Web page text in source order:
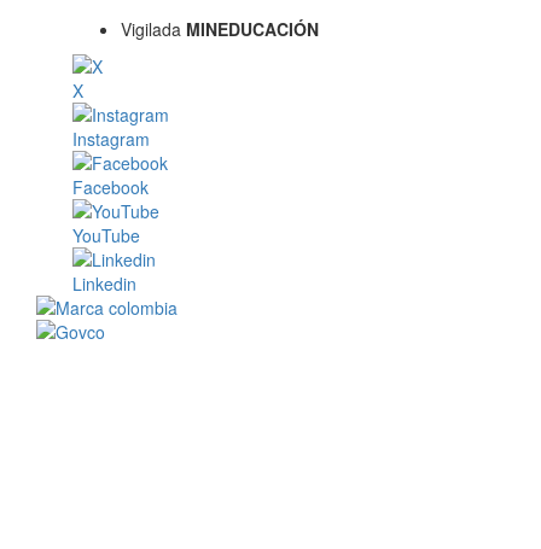
Vigilada MINEDUCACIÓN
X
Instagram
Facebook
YouTube
Linkedin